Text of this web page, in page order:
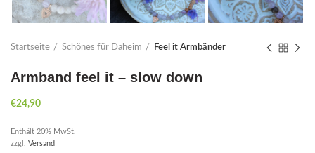
Startseite Schönes für Daheim Feel it Armbänder
Armband feel it – slow down
€24,90
Enthält 20% MwSt.
zzgl. Versand